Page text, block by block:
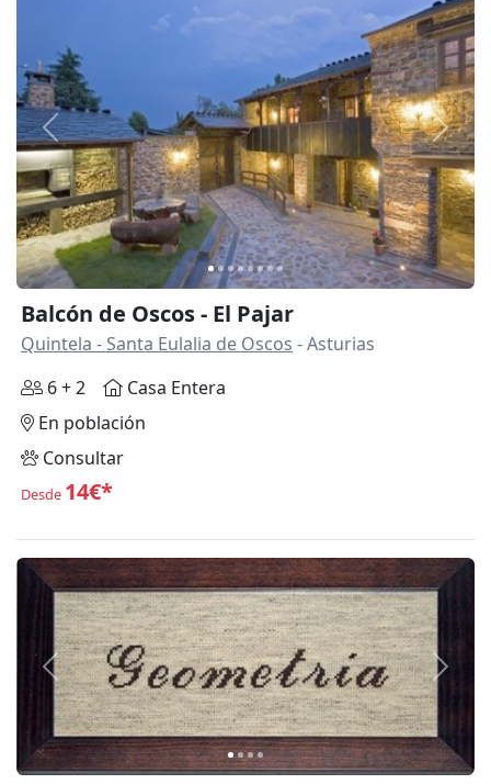
Anterior
Balcón de Oscos - El Pajar
Quintela - Santa Eulalia de Oscos - Asturias
6 + 2
Casa Entera
En población
Consultar
Desde 14€*
Anterior